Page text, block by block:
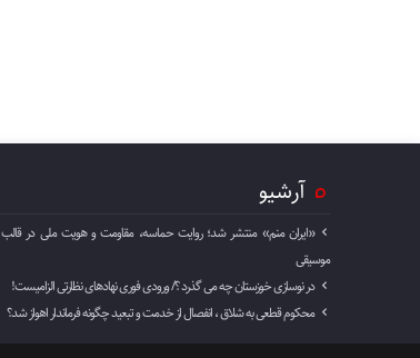
آرشیو
«ایران منم» منتشر شد؛ روایت حماسه، مقاومت و هویت ملی در قالب
موسیقی
در نوسازی خوزستان چه می گذرد ؟/ ورودی فوری نهادهای نظارتی الزامیست!
محکوم قطعی به شلاق ، انفصال از خدمت و تبعید چگونه فرماندار اهواز شد؟